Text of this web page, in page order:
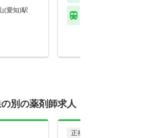
(愛知)駅
別の薬剤師求人
正社員